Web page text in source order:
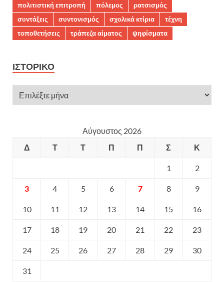
πολιτιστική επιτροπή
πόλεμος
ρατσισμός
συντάξεις
συντονισμός σχολικά κτίρια
τέχνη
τοποθετήσεις
τράπεζα αίματος ψηφίσματα
ΙΣΤΟΡΙΚΌ
Αύγουστος 2026
Δ
Τ Τ Π Π Σ Κ
1 2
3 4 5 6 7 8 9
10 11 12 13 14 15 16
17 18 19 20 21 22 23
24 25 26 27 28 29 30
31